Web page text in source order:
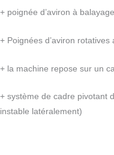
+ poignée d’aviron à
+ Poignées d’aviron rotatives
+ la machine repose sur un
+ système de cadre pivotant
instable latéralement)